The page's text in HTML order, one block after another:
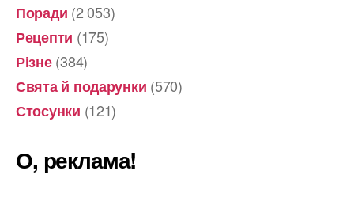
Поради (2 053)
Рецепти (175)
Різне(384)
Свята й подарунки (570)
Стосунки (121)
О, реклама!